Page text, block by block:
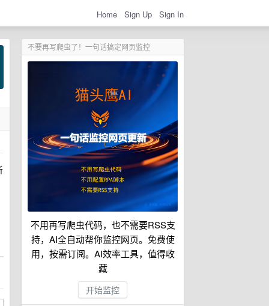
Home Sign Up Sign In
不要再写爬虫了！一句话搞定网页监控
不用再写爬虫代码，也不需要RSS支
持，AI全自动帮你监控网页。免费使
用，按需订阅。AI效率工具，值得收
藏
开始监控